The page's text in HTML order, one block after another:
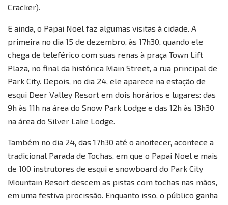
Cracker).
E ainda, o Papai Noel faz algumas visitas à cidade. A
primeira no dia 15 de dezembro, às 17h30, quando ele
chega de teleférico com suas renas à praça Town Lift
Plaza, no final da histórica Main Street, a rua principal de
Park City. Depois, no dia 24, ele aparece na estação de
esqui Deer Valley Resort em dois horários e lugares: das
9h às 11h na área do Snow Park Lodge e das 12h às 13h30
na área do Silver Lake Lodge.
Também no dia 24, das 17h30 até o anoitecer, acontece a
tradicional Parada de Tochas, em que o Papai Noel e mais
de 100 instrutores de esqui e snowboard do Park City
Mountain Resort descem as pistas com tochas nas mãos,
em uma festiva procissão. Enquanto isso, o público ganha